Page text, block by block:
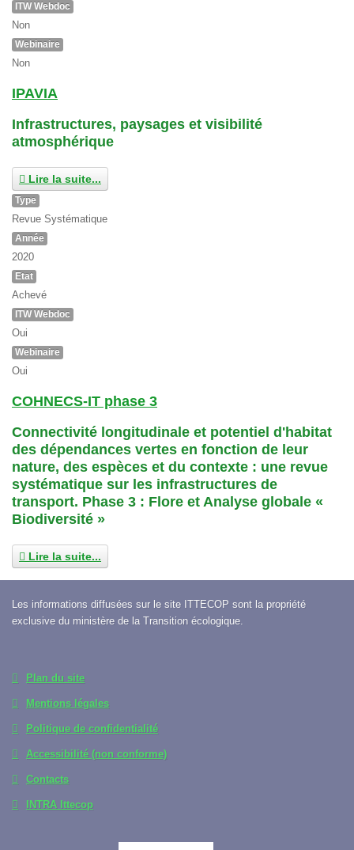
ITW Webdoc
Non
Webinaire
Non
IPAVIA
Infrastructures, paysages et visibilité
atmosphérique
Lire la suite...
Type
Revue Systématique
Année
2020
Etat
Achevé
ITW Webdoc
Oui
Webinaire
Oui
COHNECS-IT phase 3
Connectivité longitudinale et potentiel d'habitat
des dépendances vertes en fonction de leur
nature, des espèces et du contexte : une revue
systématique sur les infrastructures de
transport. Phase 3 : Flore et Analyse globale «
Biodiversité »
Lire la suite...
Les informations diffusées sur le site ITTECOP sont la propriété
exclusive du ministère de la Transition écologique.
Plan du site
Mentions légales
Politique de confidentialité
Accessibilité (non conforme)
Contacts
INTRA Ittecop